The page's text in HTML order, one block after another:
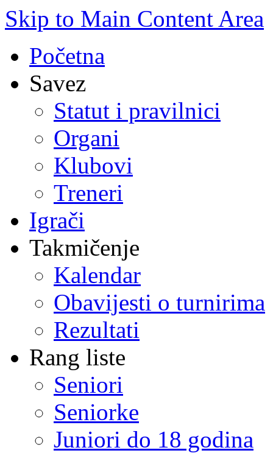
Skip to Main Content Area
Početna
Savez
Statut i pravilnici
Organi
Klubovi
Treneri
Igrači
Takmičenje
Kalendar
Obavijesti o turnirima
Rezultati
Rang liste
Seniori
Seniorke
Juniori do 18 godina